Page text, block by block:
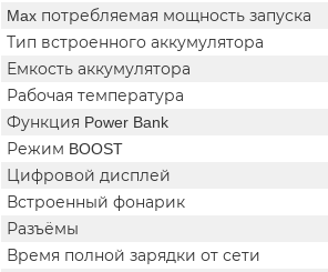
Max потребляемая мощность запуска
Тип встроенного аккумулятора
Емкость аккумулятора
Рабочая температура
Функция Power Bank
Режим BOOST
Цифровой дисплей
Встроенный фонарик
Разъёмы
Время полной зарядки от сети